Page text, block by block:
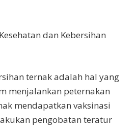
dan Kebersihan
ternak adalah hal yang
menjalankan peternakan
mendapatkan vaksinasi
pengobatan teratur